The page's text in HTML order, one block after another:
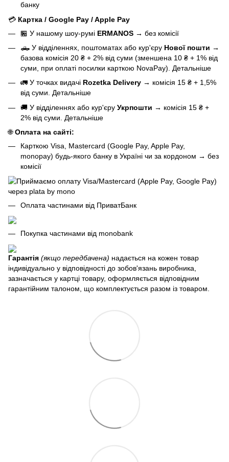
банку
💳 Картка / Google Pay / Apple Pay
🏪 У нашому шоу-румі ERMANOS → без комісії
🛻 У відділеннях, поштоматах або кур'єру Нової пошти →
базова комісія 20 ₴ + 2% від суми (зменшена 10 ₴ + 1% від
суми, при оплаті посилки карткою NovaPay). Детальніше
🚛 У точках видачі Rozetka Delivery → комісія 15 ₴ + 1,5%
від суми. Детальніше
🚚 У відділеннях або кур'єру Укрпошти → комісія 15 ₴ +
2% від суми. Детальніше
🌐Оплата на сайті:
Карткою Visa, Mastercard (Google Pay, Apple Pay,
monopay) будь-якого банку в Україні чи за кордоном → без
комісії
Оплата частинами від ПриватБанк
Покупка частинами від monobank
Гарантія (якщо передбачена) надається на кожен товар
індивідуально у відповідності до зобов'язань виробника,
зазначається у картці товару, оформляється відповідним
гарантійним талоном, що комплектується разом із товаром.